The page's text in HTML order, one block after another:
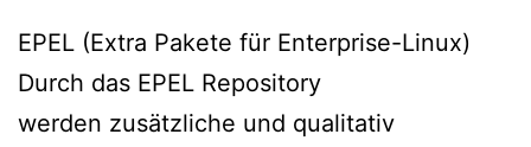
EPEL (Extra Pakete für Enterprise-Linux)
Durch das EPEL Repository
werden zusätzliche und qualitativ